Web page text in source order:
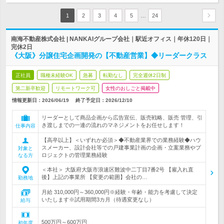
1 2 3 4 5 24
南海不動産株式会社 | NANKAIグループ会社｜駅近オフィス｜年休120日｜
完休2日
《大阪》分譲住宅企画開発の【不動産営業】◆リーダークラス
正社員 職種未経験OK 急募 転勤なし 完全週休2日制
第二新卒歓迎 リモートワーク可 女性のおしごと掲載中
情報更新日：2026/06/19 終了予定日： 2026/12/10
仕事内容
リーダーとして商品企画から広告宣伝、販売戦略、販売 管理、引
き渡しまでの一連の流れのマネジメントをお任せします！
対象と
なる方
【高卒以上】＜いずれか必須＞◆不動産業界での業務経験◆ハウ
スメーカー、設計会社等での戸建事業計画の企画・立案業務やプ
ロジェクトの管理業務経験
勤務地
＜本社＞ 大阪府大阪市浪速区難波中二丁目7番2号 【雇入れ直
後】上記の事業所 【変更の範囲】会社の…
給与
月給 310,000円～360,000円※経験・年齢・能力を考慮して決定
いたします※試用期間3カ月（待遇変更なし）
初年度
500万円～600万円